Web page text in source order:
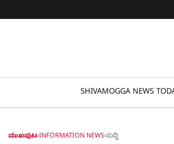
SHIVAMOGGA NEWS
ಮುಖಪುಟ›INFORMATION NEWS›ಸುದ್ದಿ